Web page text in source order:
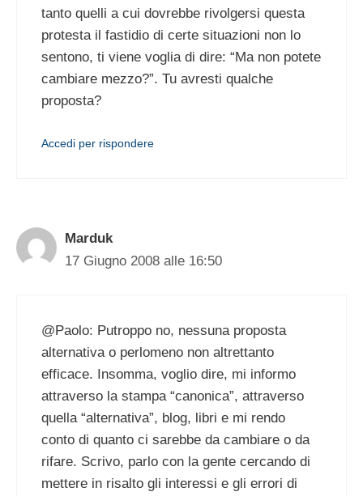
tanto quelli a cui dovrebbe rivolgersi questa
protesta il fastidio di certe situazioni non lo
sentono, ti viene voglia di dire: “Ma non potete
cambiare mezzo?”. Tu avresti qualche
proposta?
Accedi per rispondere
Marduk
17 Giugno 2008 alle 16:50
@Paolo: Putroppo no, nessuna proposta
alternativa o perlomeno non altrettanto
efficace. Insomma, voglio dire, mi informo
attraverso la stampa “canonica”, attraverso
quella “alternativa”, blog, libri e mi rendo
conto di quanto ci sarebbe da cambiare o da
rifare. Scrivo, parlo con la gente cercando di
mettere in risalto gli interessi e gli errori di